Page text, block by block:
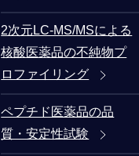
2次元LC-MS/MSによる
核酸医薬品の不純物プ
ロファイリング
ペプチド医薬品の品
質・安定性試験